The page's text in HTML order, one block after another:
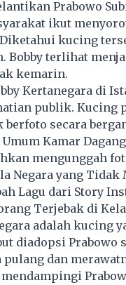
Prabowo
ikut
kucing
Bobby terlihat
kemarin.
Kertanegara di
publik. Kucing
berfoto secara
Umum Kamar
mengunggah
Negara yang
Lagu dari Story
Terjebak di
adalah kucing
diadopsi Prabowo
pulang dan